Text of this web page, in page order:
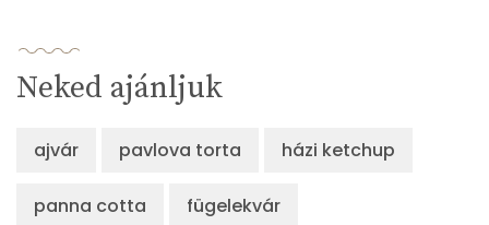
Neked ajánljuk
ajvár pavlova torta házi ketchup
panna cotta fügelekvár